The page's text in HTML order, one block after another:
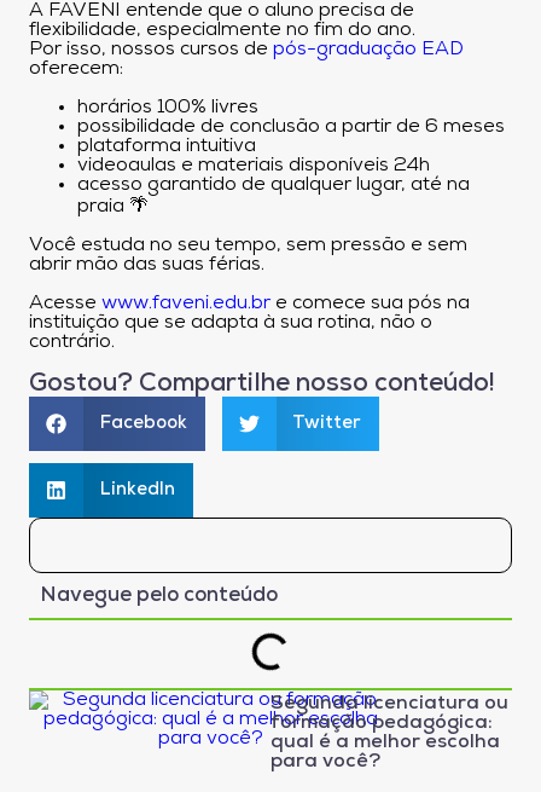
A FAVENI entende que o aluno precisa de
flexibilidade, especialmente no fim do ano.
Por isso, nossos cursos de pós-graduação EAD
oferecem:
horários 100% livres
possibilidade de conclusão a partir de 6 meses
plataforma intuitiva
videoaulas e materiais disponíveis 24h
acesso garantido de qualquer lugar, até na
praia 🌴
Você estuda no seu tempo, sem pressão e sem
abrir mão das suas férias.
Acesse www.faveni.edu.br e comece sua pós na
instituição que se adapta à sua rotina, não o
contrário.
Gostou? Compartilhe nosso conteúdo!
Facebook Twitter
LinkedIn
Navegue pelo conteúdo
Segunda licenciatura ou
formação pedagógica:
qual é a melhor escolha
para você?